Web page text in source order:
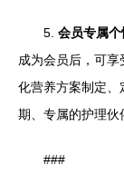
5. 会员专属
成为会员后，可
化营养方案制定、
期、专属的护理伙
###